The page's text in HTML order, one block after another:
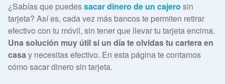
¿Sabías que puedessacar dinero de un cajero sin
tarjeta? Así es, cada vez más bancos te permiten retirar
efectivo con tu móvil, sin tener que llevar tu tarjeta encima.
Una solución muy útil si un día te olvidas tu cartera en
casay necesitas efectivo. En esta página te contamos
cómo sacar dinero sin tarjeta.